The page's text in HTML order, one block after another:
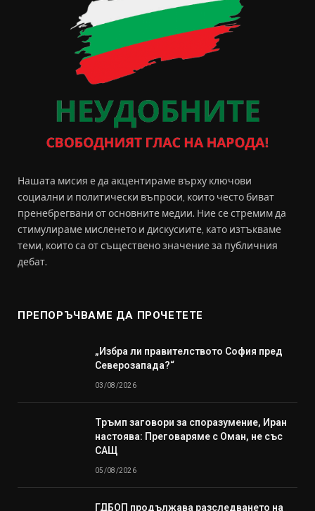
Нашата мисия е да акцентираме върху ключови
социални и политически въпроси, които често биват
пренебрегвани от основните медии. Ние се стремим да
стимулираме мисленето и дискусиите, като изтъкваме
теми, които са от съществено значение за публичния
дебат.
ПРЕПОРЪЧВАМЕ ДА ПРОЧЕТЕТЕ
„Избра ли правителството София пред
Северозапада?“
03/08/2026
Тръмп заговори за споразумение, Иран
настоява: Преговаряме с Оман, не със
САЩ
05/08/2026
ГДБОП продължава разследването на